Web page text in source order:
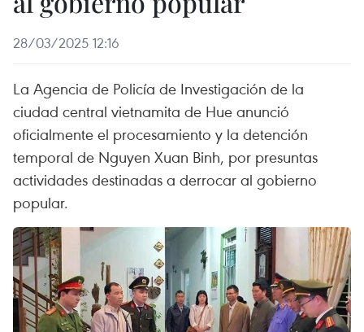
28/03/2025 12:16
La Agencia de Policía de Investigación de la
ciudad central vietnamita de Hue anunció
oficialmente el procesamiento y la detención
temporal de Nguyen Xuan Binh, por presuntas
actividades destinadas a derrocar al gobierno
popular.